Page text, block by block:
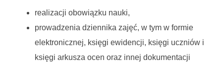
realizacji obowiązku nauki,
prowadzenia dziennika zajęć, w tym w formie
elektronicznej, księgi ewidencji, księgi uczniów i
księgi arkusza ocen oraz innej dokumentacji